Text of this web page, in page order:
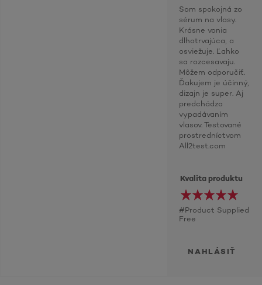
Som spokojná zo
sérum na vlasy.
Krásne vonia
dlhotrvajúca, a
osviežuje. Ľahko
sa rozcesavaju.
Môžem odporučiť.
Ďakujem je účinný,
dizajn je super. Aj
predchádza
vypadávaním
vlasov. Testované
prostredníctvom
All2test.com
Kvalita produktu
#Product Supplied
Free
NAHLÁSIŤ